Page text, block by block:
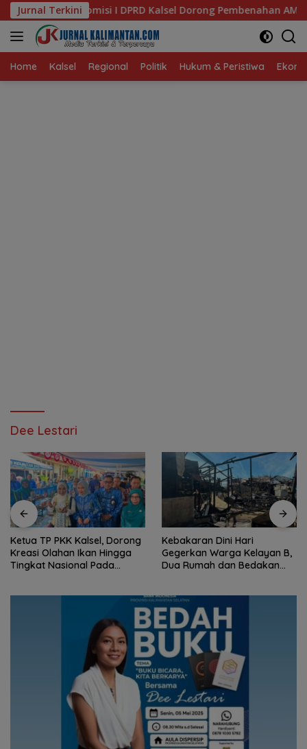
Langsung
ke
konten
Jurnal Terkini
Kalsel Dorong Pembenahan AMKS Hasanuddin
Home Kalsel Regional Politik Hukum & Peristiwa
Dee Lestari
Ketua TP PKK Kalsel, Dorong
Kreasi Olahan Ikan Hingga
Tingkat Nasional Pada
Kebakaran Dini Hari
Gegerkan Warga Kelayan B,
Dua Rumah dan Bedakan